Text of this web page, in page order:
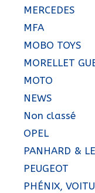
MERCEDES
MFA
MOBO TOYS
MORELLET
MOTO
NEWS
Non classé
OPEL
PANHARD &
PEUGEOT
PHÉNIX,